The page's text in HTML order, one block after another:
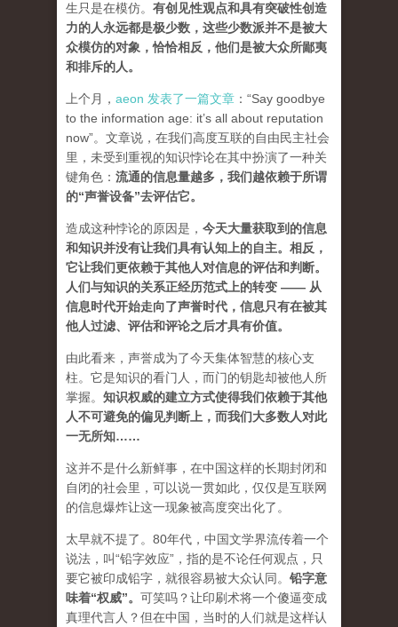
生只是在模仿。 有创见性观点和具有突破性创造
力的人永远都是极少数，这些少数派并不是被大
众模仿的对象，恰恰相反，他们是被大众所鄙夷
和排斥的人。
上个月， aeon 发表了一篇文章 ：“Say goodbye
to the information age: it’s all about reputation
now”。文章说，在我们高度互联的自由民主社会
里，未受到重视的知识悖论在其中扮演了一种关
键角色： 流通的信息量越多，我们越依赖于所谓
的“声誉设备”去评估它。
造成这种悖论的原因是， 今天大量获取到的信息
和知识并没有让我们具有认知上的自主。相反，
它让我们更依赖于其他人对信息的评估和判断。
人们与知识的关系正经历范式上的转变 —— 从
信息时代开始走向了声誉时代，信息只有在被其
他人过滤、评估和评论之后才具有价值。
由此看来，声誉成为了今天集体智慧的核心支
柱。它是知识的看门人，而门的钥匙却被他人所
掌握。 知识权威的建立方式使得我们依赖于其他
人不可避免的偏见判断上，而我们大多数人对此
一无所知……
这并不是什么新鲜事，在中国这样的长期封闭和
自闭的社会里，可以说一贯如此，仅仅是互联网
的信息爆炸让这一现象被高度突出化了。
太早就不提了。80年代，中国文学界流传着一个
说法，叫“铅字效应”，指的是不论任何观点，只
要它被印成铅字，就很容易被大众认同。 铅字意
味着“权威”。 可笑吗？让印刷术将一个傻逼变成
真理代言人？但在中国，当时的人们就是这样认